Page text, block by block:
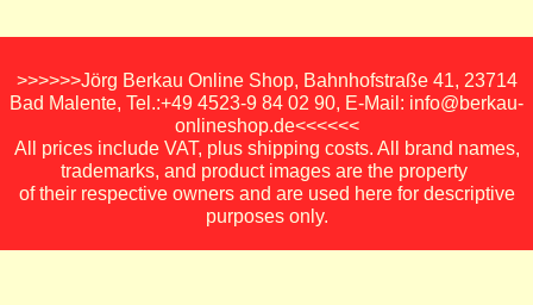
>>>>>>Jörg Berkau Online Shop, Bahnhofstraße 41, 23714
Bad Malente, Tel.:+49 4523-9 84 02 90, E-Mail: info@berkau-
onlineshop.de<<<<<<
All prices include VAT, plus shipping costs. All brand names,
trademarks, and product images are the property
of their respective owners and are used here for descriptive
purposes only.